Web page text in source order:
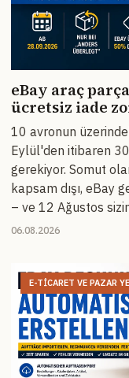
eBay araç
ücretsiz iade
10 avronun
Eylül'den itibaren
gerekiyor. Somut
kapsam dışı, eBay
– ve 12 Ağustos
06.08.2026
E-TICARET VE PAZAR